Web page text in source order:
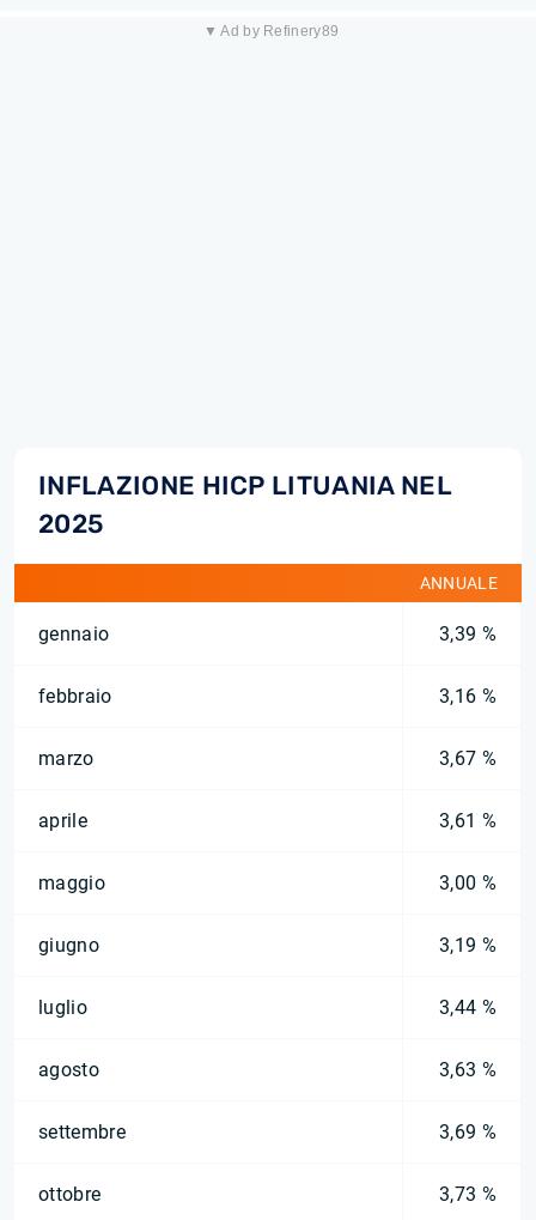
▼ Ad by Refinery89
INFLAZIONE HICP LITUANIA NEL
2025
ANNUALE
gennaio 3,39 %
febbraio 3,16 %
marzo 3,67 %
aprile 3,61 %
maggio 3,00 %
giugno 3,19 %
luglio 3,44 %
agosto 3,63 %
settembre 3,69 %
ottobre 3,73 %